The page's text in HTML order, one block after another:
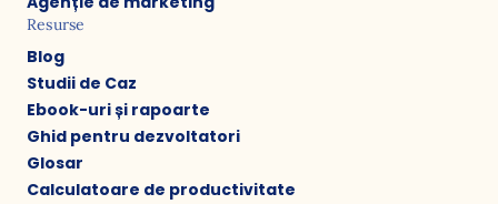
Resurse
Blog
Studii de Caz
Ebook-uri și rapoarte
Ghid pentru dezvoltatori
Glosar
Calculatoare de productivitate